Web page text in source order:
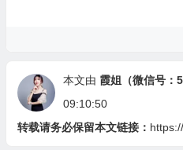
本文由 霞姐（微信号：
09:10:50
转载请务必保留本文链接：